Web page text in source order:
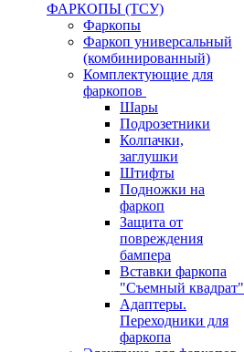
ФАРКОПЫ (ТСУ)
Фаркопы
Фаркоп универсальный
(комбинированный)
Комплектующие для
фаркопов
Шары
Подрозетники
Колпачки,
заглушки
Штифты
Подножки на
фаркоп
Защита от
повреждения
бампера
Вставки фаркопа
"Съемный квадрат"
Адаптеры.
Переходники для
фаркопа